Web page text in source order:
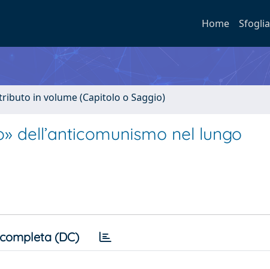
Home Sfoglia
in volume (Capitolo o Saggio)
dell’anticomunismo nel lungo
(DC)